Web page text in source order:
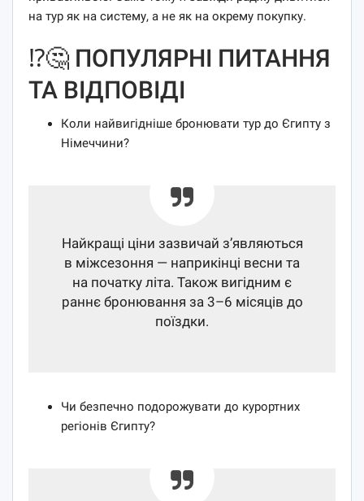
на тур як на систему, а не як на окрему покупку.
⁉️🤔 ПОПУЛЯРНІ ПИТАННЯ
ТА ВІДПОВІДІ
Коли найвигідніше бронювати тур до Єгипту з
Німеччини?
Найкращі ціни зазвичай з’являються
в міжсезоння — наприкінці весни та
на початку літа. Також вигідним є
раннє бронювання за 3–6 місяців до
поїздки.
Чи безпечно подорожувати до курортних
регіонів Єгипту?